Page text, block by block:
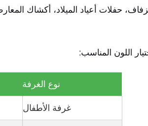
حفلات أعياد الميلاد، أكشاك
اللون المناسب:
نوع الغرفة
غرفة الأطفال